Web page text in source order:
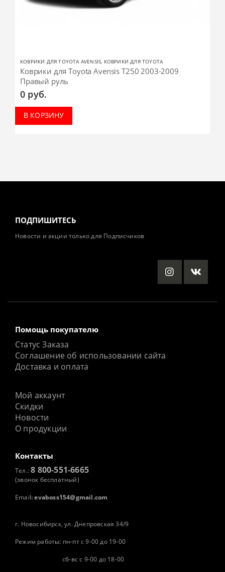
КОВРИКИ ДЛЯ TOYOTA AVENSIS КОВРИКИ ДЛЯ TOYOTA
Коврики для Toyota Avensis T250 2003-2009
Правый руль
0 руб.
В КОРЗИНУ
ПОДПИШИТЕСЬ
Новости и акции только для Подписчиков
Помощь покупателю
Статус Заказа
Соглашение об использовании сайта
Доставка и оплата
Мой аккаунт
Скидки
Новости
О продукции
Контакты
Тел.:8 800-551-6665
(звонок бесплатный)
Email: evaboss154@gmail.com
г. Новосибирск, ул. Днепровская 34/9
Режим работы: пн-пт с 9-00 до 19-00
сб-вс с 9-00 до 18-00